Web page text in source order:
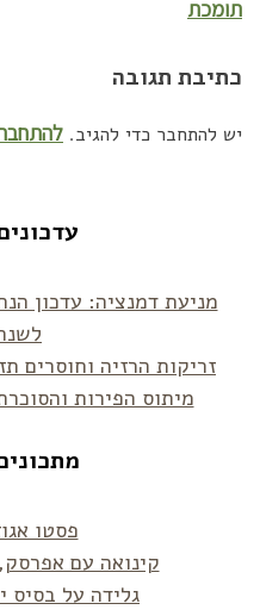
תומכת
כתיבת תגובה
יש להתחבר כדי להגיב.
מניעת דמנציה: עדכון
לשנת
זריקות הרזיה וחוסרים
מיתוס הפירות
פסטו
קינואה עם
גלידה על בסיס